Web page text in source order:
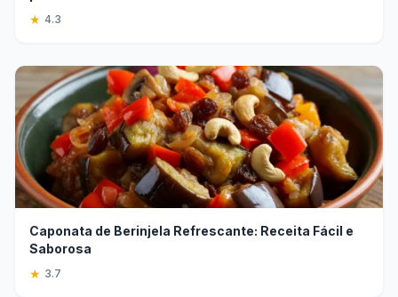
★ 4.3
Caponata de Berinjela Refrescante: Receita Fácil e
Saborosa
★ 3.7